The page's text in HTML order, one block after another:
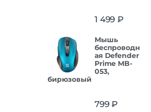
1 499 ₽
Мышь
беспроводн
ая Defender
Prime MB-
053,
бирюзовый
799₽